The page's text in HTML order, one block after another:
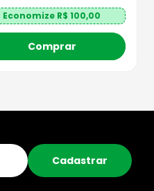
Economize R$100,00
Comprar
Cadastrar